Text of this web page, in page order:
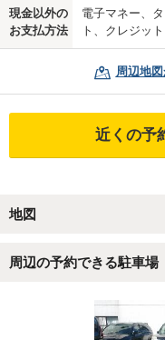
現金以外の
お支払方法
電子マネー、
ト、クレジッ
周辺地
近くの予
地図
周辺の予約できる駐車場